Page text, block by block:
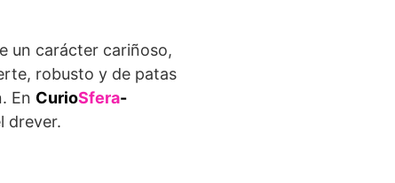
un carácter cariñoso,
robusto y de patas
En CurioSfera-
drever.